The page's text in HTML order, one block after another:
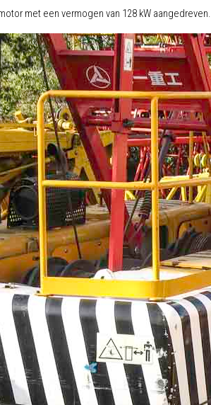
met een vermogen van 128 kW aangedreven.